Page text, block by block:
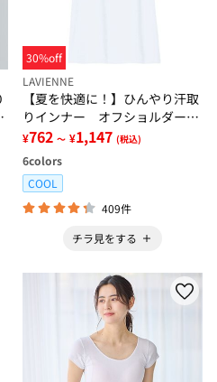
30%off
LAVIENNE
【夏を快適に！】ひんやり汗取
りインナー オフショルダー＜
さらりラボ＞
¥762 ～ ¥1,147 (税込)
6colors
COOL
409件
チラ見をする